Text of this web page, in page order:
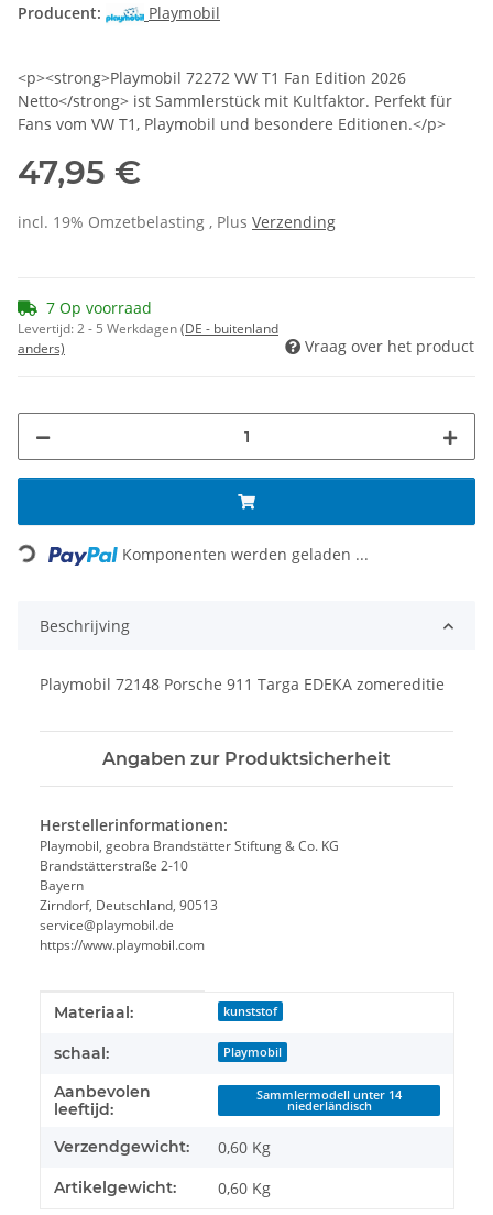
Producent:
Playmobil
<p><strong>Playmobil 72272 VW T1 Fan Edition 2026
Netto</strong> ist Sammlerstück mit Kultfaktor. Perfekt für
Fans vom VW T1, Playmobil und besondere Editionen.</p>
47,95 €
incl. 19% Omzetbelasting , Plus Verzending
7 Op voorraad
Levertijd:2 - 5 Werkdagen(DE - buitenland
anders)
Vraag over het product
Loading... Komponenten werden geladen ...
Beschrijving
Playmobil 72148 Porsche 911 Targa EDEKA zomereditie
Angaben zur Produktsicherheit
Herstellerinformationen:
Playmobil, geobra Brandstätter Stiftung & Co. KG
Brandstätterstraße 2-10
Bayern
Zirndorf, Deutschland, 90513
service@playmobil.de
https://www.playmobil.com
#productDetails.itemInformation#
#productDetails.itemValue#
Materiaal: kunststof
schaal: Playmobil
Aanbevolen
leeftijd:
Sammlermodell unter 14
niederländisch
Verzendgewicht: 0,60 Kg
Artikelgewicht: 0,60 Kg